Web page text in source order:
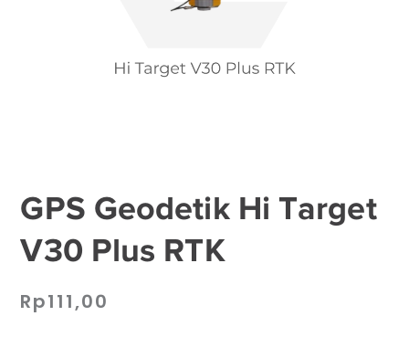
GPS Geodetik Hi Target
V30 Plus RTK
Rp111,00